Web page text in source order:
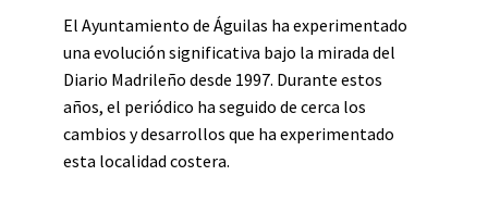
El Ayuntamiento de Águilas ha experimentado
una evolución significativa bajo la mirada del
Diario Madrileño desde 1997. Durante estos
años, el periódico ha seguido de cerca los
cambios y desarrollos que ha experimentado
esta localidad costera.